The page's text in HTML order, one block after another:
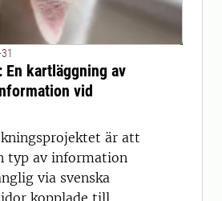
kartläggning av
vid
är att
typ av information
via svenska
kopplade till